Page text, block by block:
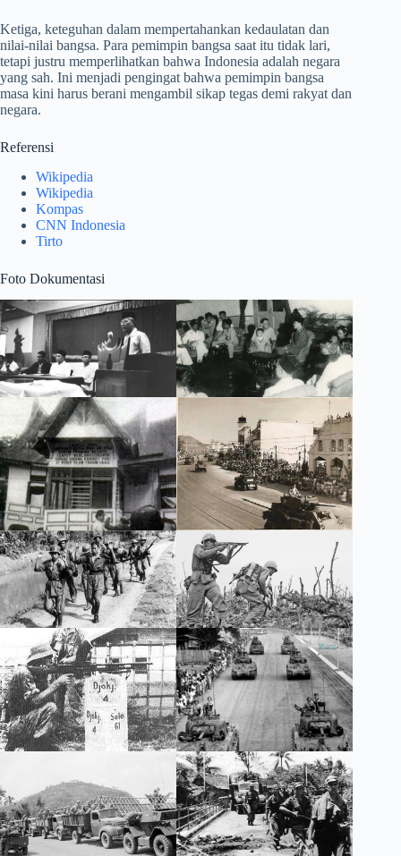
Ketiga, keteguhan dalam mempertahankan kedaulatan dan
nilai-nilai bangsa. Para pemimpin bangsa saat itu tidak lari,
tetapi justru memperlihatkan bahwa Indonesia adalah negara
yang sah. Ini menjadi pengingat bahwa pemimpin bangsa
masa kini harus berani mengambil sikap tegas demi rakyat dan
negara.
Referensi
Wikipedia
Wikipedia
Kompas
CNN Indonesia
Tirto
Foto Dokumentasi